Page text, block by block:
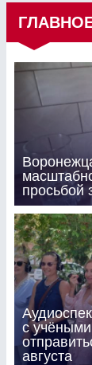
просьбой
с
августа